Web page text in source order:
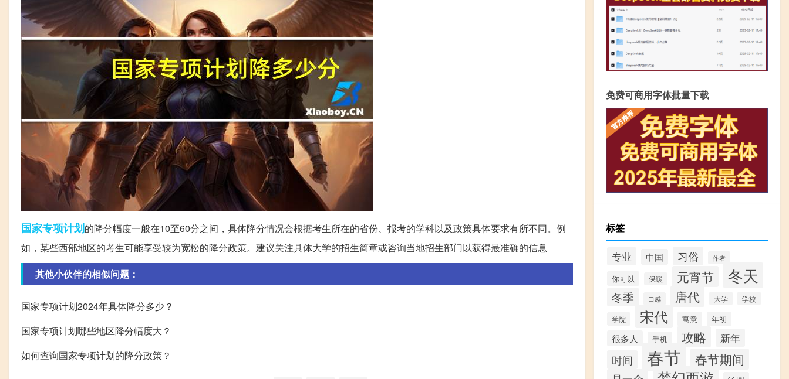
国家专项计划的降分幅度一般在10至60分之间，具体降分情况会根据考生所在的省份、报考的学科以及政策具体要求有所不同。例
如，某些西部地区的考生可能享受较为宽松的降分政策。建议关注具体大学的招生简章或咨询当地招生部门以获得最准确的信息
其他小伙伴的相似问题：
国家专项计划2024年具体降分多少？
国家专项计划哪些地区降分幅度大？
如何查询国家专项计划的降分政策？
免费可商用字体批量下载
标签
专业 中国 习俗 作者
你可以 保暖 元宵节 冬天
冬季 口感 唐代 大学 学校
学院 宋代 寓意 年初
很多人 手机 攻略 新年
时间 春节 春节期间